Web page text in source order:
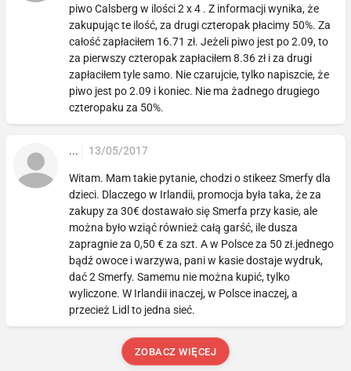
piwo Calsberg w ilości 2 x 4 . Z informacji wynika, że
zakupując te ilość, za drugi czteropak płacimy 50%. Za
całość zapłaciłem 16.71 zł. Jeżeli piwo jest po 2.09, to
za pierwszy czteropak zapłaciłem 8.36 zł i za drugi
zapłaciłem tyle samo. Nie czarujcie, tylko napiszcie, że
piwo jest po 2.09 i koniec. Nie ma żadnego drugiego
czteropaku za 50%.
... 13/05/2017
Witam. Mam takie pytanie, chodzi o stikeez Smerfy dla
dzieci. Dlaczego w Irlandii, promocja była taka, że za
zakupy za 30€ dostawało się Smerfa przy kasie, ale
można było wziąć również całą garść, ile dusza
zapragnie za 0,50 € za szt. A w Polsce za 50 zł.jednego
bądź owoce i warzywa, pani w kasie dostaje wydruk,
dać 2 Smerfy. Samemu nie można kupić, tylko
wyliczone. W Irlandii inaczej, w Polsce inaczej, a
przecież Lidl to jedna sieć.
ZOBACZ WIĘCEJ